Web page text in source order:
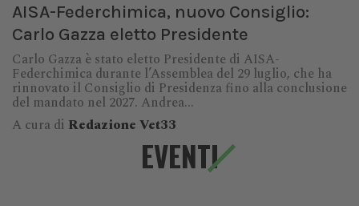
AISA-Federchimica, nuovo Consiglio:
Carlo Gazza eletto Presidente
Carlo Gazza è stato eletto Presidente di AISA-
Federchimica durante l’Assemblea del 29 luglio, che ha
rinnovato il Consiglio di Presidenza fino alla conclusione
del mandato nel 2027. Andrea...
A cura di Redazione Vet33
EVENTI